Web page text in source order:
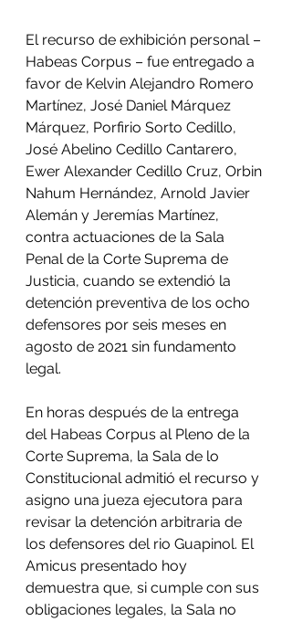
El recurso de exhibición personal –
Habeas Corpus – fue entregado a
favor de Kelvin Alejandro Romero
Martínez, José Daniel Márquez
Márquez, Porfirio Sorto Cedillo,
José Abelino Cedillo Cantarero,
Ewer Alexander Cedillo Cruz, Orbin
Nahum Hernández, Arnold Javier
Alemán y Jeremías Martínez,
contra actuaciones de la Sala
Penal de la Corte Suprema de
Justicia, cuando se extendió la
detención preventiva de los ocho
defensores por seis meses en
agosto de 2021 sin fundamento
legal.
En horas después de la entrega
del Habeas Corpus al Pleno de la
Corte Suprema, la Sala de lo
Constitucional admitió el recurso y
asigno una jueza ejecutora para
revisar la detención arbitraria de
los defensores del rio Guapinol. El
Amicus presentado hoy
demuestra que, si cumple con sus
obligaciones legales, la Sala no